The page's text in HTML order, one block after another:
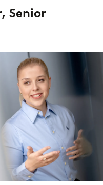
Senior